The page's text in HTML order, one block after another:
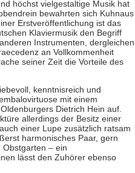
höchst vielgestaltige Musik hat
bewahrten sich Kuhnaus
Erstveröffentlichung ist das
Klaviermusik den Begriff
Instrumenten, dergleichen
an Vollkommenheit
seiner Zeit die Vorteile des
kenntnisreich und
mit einem
Dietrich Hein auf.
allerdings der Besitz einer
einer Lupe zusätzlich ratsam
harmonisches Paar, gern
– ein
lässt den Zuhörer ebenso